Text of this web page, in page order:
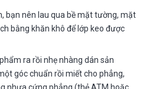
bạn nên lau qua bề mặt tường, mặt
bằng khăn khô để lớp keo được
ra rồi nhẹ nhàng dán sản
góc chuẩn rồi miết cho phẳng,